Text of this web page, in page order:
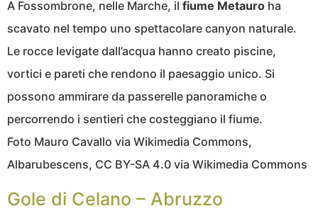
A Fossombrone, nelle Marche, il fiume Metauro ha
scavato nel tempo uno spettacolare canyon naturale.
Le rocce levigate dall’acqua hanno creato piscine,
vortici e pareti che rendono il paesaggio unico. Si
possono ammirare da passerelle panoramiche o
percorrendo i sentieri che costeggiano il fiume.
Foto Mauro Cavallo via Wikimedia Commons,
Albarubescens, CC BY-SA 4.0 via Wikimedia Commons
Gole di Celano – Abruzzo